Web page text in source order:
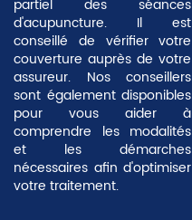
partiel des séances
d'acupuncture. Il est
conseillé de vérifier votre
couverture auprès de votre
assureur. Nos conseillers
sont également disponibles
pour vous aider à
comprendre les modalités
et les démarches
nécessaires afin d'optimiser
votre traitement.